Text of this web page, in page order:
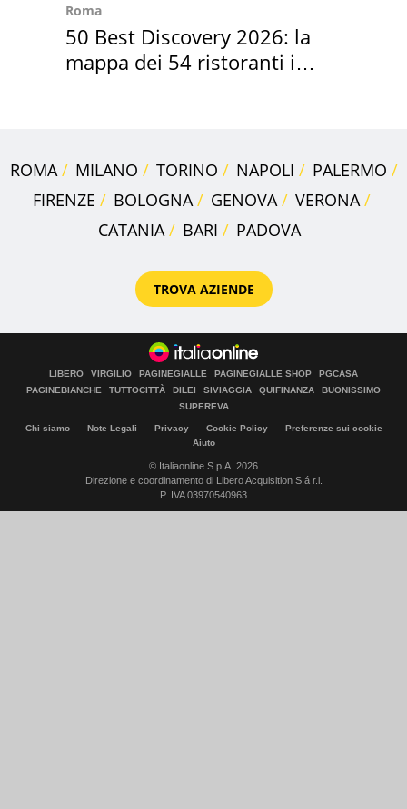
Roma
50 Best Discovery 2026: la
mappa dei 54 ristoranti in
ROMA MILANO TORINO NAPOLI
PALERMO
FIRENZE
BOLOGNA GENOVA
VERONA
CATANIA
BARI PADOVA
TROVA AZIENDE
LIBERO VIRGILIO PAGINEGIALLE PAGINEGIALLE SHOP
PGCASA
PAGINEBIANCHE
TUTTOCITTÀ DILEI SIVIAGGIA QUIFINANZA
BUONISSIMO
SUPEREVA
Chi siamo Note Legali Privacy Cookie Policy
Preferenze sui cookie
Aiuto
© Italiaonline S.p.A. 2026
Direzione e coordinamento di Libero Acquisition S.á r.l.
P. IVA 03970540963